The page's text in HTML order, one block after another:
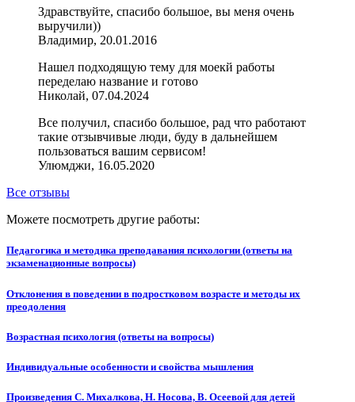
Здравствуйте, спасибо большое, вы меня очень
выручили))
Владимир, 20.01.2016
Нашел подходящую тему для моекй работы
переделаю название и готово
Николай, 07.04.2024
Все получил, спасибо большое, рад что работают
такие отзывчивые люди, буду в дальнейшем
пользоваться вашим сервисом!
Улюмджи, 16.05.2020
Все отзывы
Можете посмотреть другие работы:
Педагогика и методика преподавания психологии (ответы на
экзаменационные вопросы)
Отклонения в поведении в подростковом возрасте и методы их
преодоления
Возрастная психология (ответы на вопросы)
Индивидуальные особенности и свойства мышления
Произведения С. Михалкова, Н. Носова, В. Осеевой для детей